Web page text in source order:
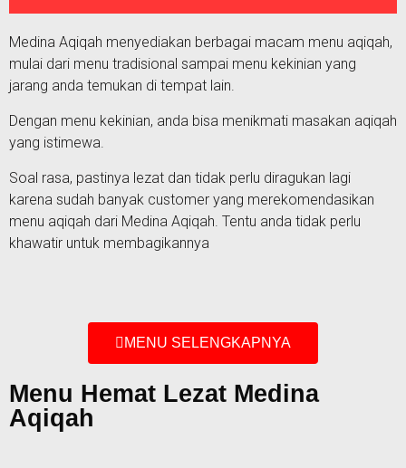
Medina Aqiqah menyediakan berbagai macam menu aqiqah,
mulai dari menu tradisional sampai menu kekinian yang
jarang anda temukan di tempat lain.
Dengan menu kekinian, anda bisa menikmati masakan aqiqah
yang istimewa.
Soal rasa, pastinya lezat dan tidak perlu diragukan lagi
karena sudah banyak customer yang merekomendasikan
menu aqiqah dari Medina Aqiqah. Tentu anda tidak perlu
khawatir untuk membagikannya
MENU SELENGKAPNYA
Menu Hemat Lezat Medina
Aqiqah